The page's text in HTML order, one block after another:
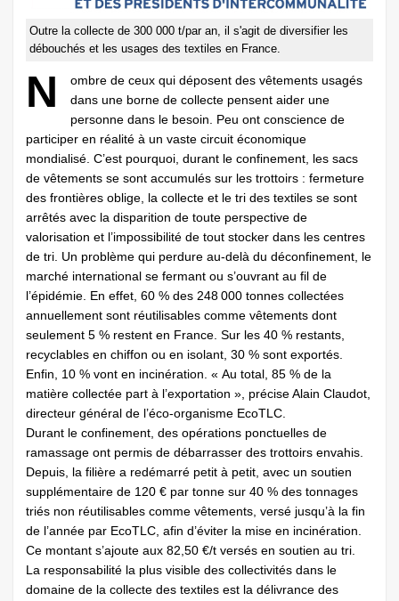
Outre la collecte de 300 000 t/par an, il s'agit de diversifier les
débouchés et les usages des textiles en France.
N
ombre de ceux qui déposent des vêtements usagés
dans une borne de collecte pensent aider une
personne dans le besoin. Peu ont conscience de
participer en réalité à un vaste circuit économique
mondialisé. C’est pourquoi, durant le confinement, les sacs
de vêtements se sont accumulés sur les trottoirs : fermeture
des frontières oblige, la collecte et le tri des textiles se sont
arrêtés avec la disparition de toute perspective de
valorisation et l’impossibilité de tout stocker dans les centres
de tri. Un problème qui perdure au-delà du déconfinement, le
marché international se fermant ou s’ouvrant au fil de
l’épidémie. En effet, 60 % des 248 000 tonnes collectées
annuellement sont réutilisables comme vêtements dont
seulement 5 % restent en France. Sur les 40 % restants,
recyclables en chiffon ou en isolant, 30 % sont exportés.
Enfin, 10 % vont en incinération. « Au total, 85 % de la
matière collectée part à l’exportation », précise Alain Claudot,
directeur général de l’éco-organisme EcoTLC.
Durant le confinement, des opérations ponctuelles de
ramassage ont permis de débarrasser des trottoirs envahis.
Depuis, la filière a redémarré petit à petit, avec un soutien
supplémentaire de 120 € par tonne sur 40 % des tonnages
triés non réutilisables comme vêtements, versé jusqu’à la fin
de l’année par EcoTLC, afin d’éviter la mise en incinération.
Ce montant s’ajoute aux 82,50 €/t versés en soutien au tri.
La responsabilité la plus visible des collectivités dans le
domaine de la collecte des textiles est la délivrance des